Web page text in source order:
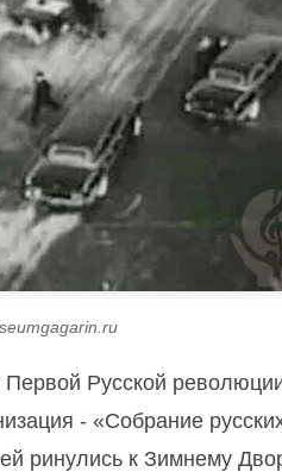
Первой Русской
- «Собрание
ринулись к Зимнему